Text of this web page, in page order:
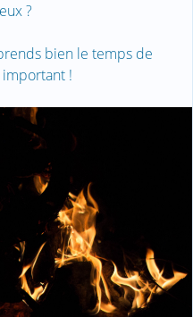
?
bien le temps de
important !